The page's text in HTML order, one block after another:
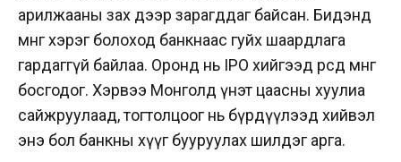
арилжааны зах дээр зарагддаг байсан. Бидэнд
мөнгө хэрэг болоход банкнаас гуйх шаардлага
гардаггүй байлаа. Оронд нь IPO хийгээд өөрсдөө мөнгөө
босгодог. Хэрвээ Монголд үнэт цаасны хуулиа
сайжруулаад, тогтолцоог нь бүрдүүлээд хийвэл
энэ бол банкны хүүг бууруулах шилдэг арга.